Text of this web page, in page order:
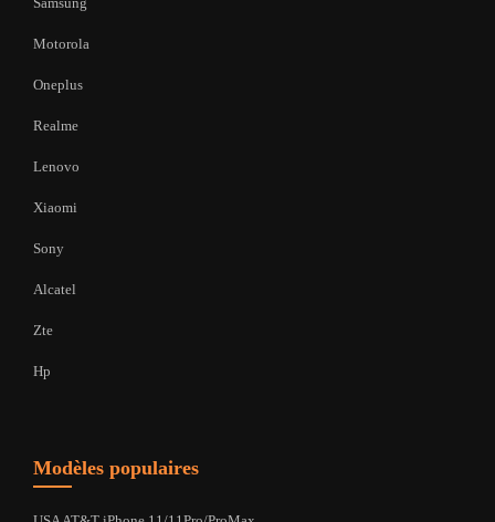
Motorola
Oneplus
Realme
Lenovo
Xiaomi
Sony
Alcatel
Zte
Hp
Modèles populaires